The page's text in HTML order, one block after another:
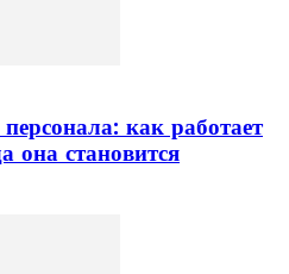
как работает
она становится